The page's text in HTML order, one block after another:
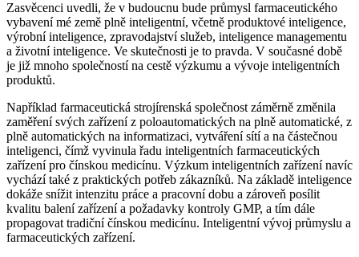
Zasvěcenci uvedli, že v budoucnu bude průmysl farmaceutického
vybavení mé země plně inteligentní, včetně produktové inteligence,
výrobní inteligence, zpravodajství služeb, inteligence managementu
a životní inteligence. Ve skutečnosti je to pravda. V současné době
je již mnoho společností na cestě výzkumu a vývoje inteligentních
produktů.
Například farmaceutická strojírenská společnost záměrně změnila
zaměření svých zařízení z poloautomatických na plně automatické, z
plně automatických na informatizaci, vytváření sítí a na částečnou
inteligenci, čímž vyvinula řadu inteligentních farmaceutických
zařízení pro čínskou medicínu. Výzkum inteligentních zařízení navíc
vychází také z praktických potřeb zákazníků. Na základě inteligence
dokáže snížit intenzitu práce a pracovní dobu a zároveň posílit
kvalitu balení zařízení a požadavky kontroly GMP, a tím dále
propagovat tradiční čínskou medicínu. Inteligentní vývoj průmyslu a
farmaceutických zařízení.